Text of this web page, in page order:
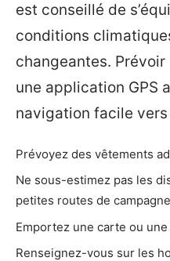
est conseillé de
conditions
changeantes.
une application GPS
navigation facile
Prévoyez des vêtements
Ne sous-estimez pas les
petites routes de
Emportez une carte ou
Renseignez-vous sur les